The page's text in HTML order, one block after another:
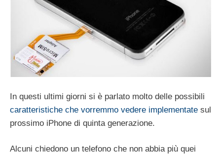
In questi ultimi giorni si è parlato molto delle possibili
caratteristiche che vorremmo vedere implementate sul
prossimo iPhone di quinta generazione.
Alcuni chiedono un telefono che non abbia più quei